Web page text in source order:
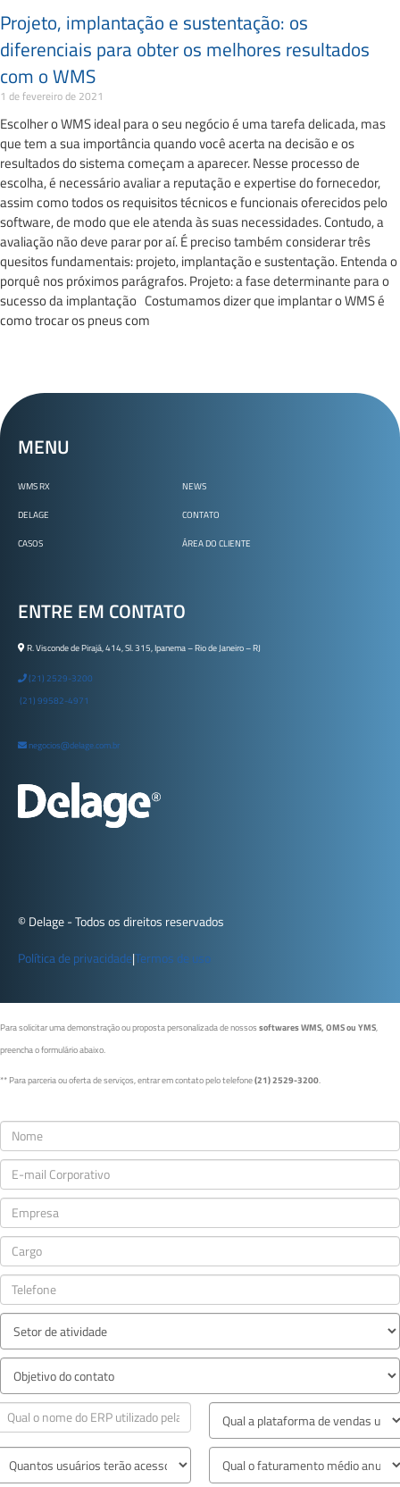
Projeto, implantação e sustentação: os
diferenciais para obter os melhores resultados
com o WMS
1 de fevereiro de 2021
Escolher o WMS ideal para o seu negócio é uma tarefa delicada, mas
que tem a sua importância quando você acerta na decisão e os
resultados do sistema começam a aparecer. Nesse processo de
escolha, é necessário avaliar a reputação e expertise do fornecedor,
assim como todos os requisitos técnicos e funcionais oferecidos pelo
software, de modo que ele atenda às suas necessidades. Contudo, a
avaliação não deve parar por aí. É preciso também considerar três
quesitos fundamentais: projeto, implantação e sustentação. Entenda o
porquê nos próximos parágrafos. Projeto: a fase determinante para o
sucesso da implantação Costumamos dizer que implantar o WMS é
como trocar os pneus com
MENU
WMS RX
DELAGE
CASOS
NEWS
CONTATO
ÁREA DO CLIENTE
ENTRE EM CONTATO
R. Visconde de Pirajá, 414, Sl. 315, Ipanema – Rio de Janeiro – RJ
(21) 2529-3200
(21) 99582-4971
negocios@delage.com.br
© Delage - Todos os direitos reservados
Política de privacidade|Termos de uso
Para solicitar uma demonstração ou proposta personalizada de nossossoftwares WMS, OMS ou YMS,
preencha o formulário abaixo.
** Para parceria ou oferta de serviços, entrar em contato pelo telefone(21) 2529-3200.